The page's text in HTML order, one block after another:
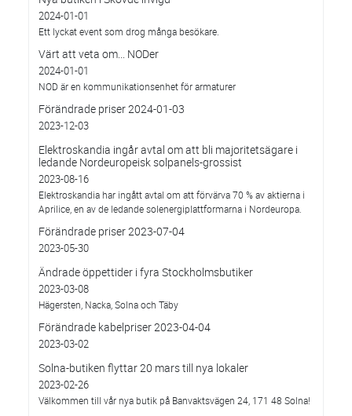
2024-01-01
Ett lyckat event som drog många besökare.
Värt att veta om... NODer
2024-01-01
NOD är en kommunikationsenhet för armaturer
Förändrade priser 2024-01-03
2023-12-03
Elektroskandia ingår avtal om att bli majoritetsägare i
ledande Nordeuropeisk solpanels-grossist
2023-08-16
Elektroskandia har ingått avtal om att förvärva 70 % av aktierna i
Aprilice, en av de ledande solenergiplattformarna i Nordeuropa.
Förändrade priser 2023-07-04
2023-05-30
Ändrade öppettider i fyra Stockholmsbutiker
2023-03-08
Hägersten, Nacka, Solna och Täby
Förändrade kabelpriser 2023-04-04
2023-03-02
Solna-butiken flyttar 20 mars till nya lokaler
2023-02-26
Välkommen till vår nya butik på Banvaktsvägen 24, 171 48 Solna!